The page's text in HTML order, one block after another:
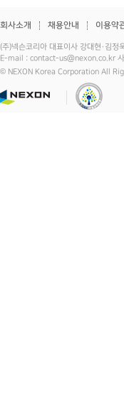
회사소개 채용안내 이용약
(주)넥슨코리아 대표이사 강대현·
E-mail : contact-us@nexon.co.kr
© NEXON Korea Corporation All